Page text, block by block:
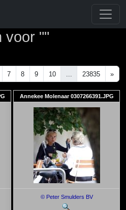
voor ""
7 8 9 10 23835 »
Annekee Molenaar 0307266391.JPG
© Peter Smulders BV